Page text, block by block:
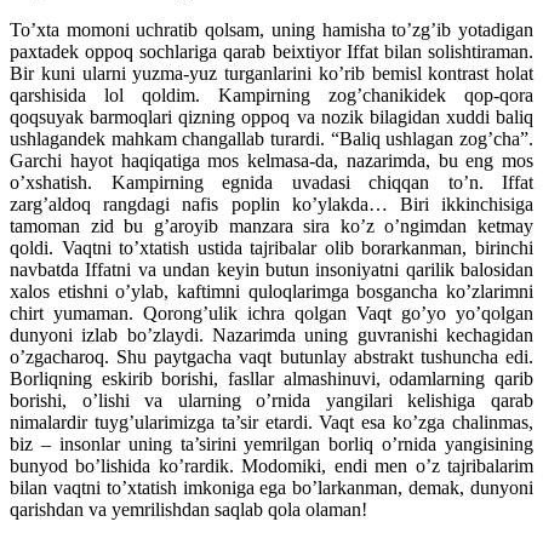
To’xta momoni uchratib qolsam, uning hamisha to’zg’ib yotadigan
paxtadek oppoq sochlariga qarab beixtiyor Iffat bilan solishtiraman.
Bir kuni ularni yuzma-yuz turganlarini ko’rib bemisl kontrast holat
qarshisida lol qoldim. Kampirning zog’chanikidek qop-qora
qoqsuyak barmoqlari qizning oppoq va nozik bilagidan xuddi baliq
ushlagandek mahkam changallab turardi. “Baliq ushlagan zog’cha”.
Garchi hayot haqiqatiga mos kelmasa-da, nazarimda, bu eng mos
o’xshatish. Kampirning egnida uvadasi chiqqan to’n. Iffat
zarg’aldoq rangdagi nafis poplin ko’ylakda… Biri ikkinchisiga
tamoman zid bu g’aroyib manzara sira ko’z o’ngimdan ketmay
qoldi. Vaqtni to’xtatish ustida tajribalar olib borarkanman, birinchi
navbatda Iffatni va undan keyin butun insoniyatni qarilik balosidan
xalos etishni o’ylab, kaftimni quloqlarimga bosgancha ko’zlarimni
chirt yumaman. Qorong’ulik ichra qolgan Vaqt go’yo yo’qolgan
dunyoni izlab bo’zlaydi. Nazarimda uning guvranishi kechagidan
o’zgacharoq. Shu paytgacha vaqt butunlay abstrakt tushuncha edi.
Borliqning eskirib borishi, fasllar almashinuvi, odamlarning qarib
borishi, o’lishi va ularning o’rnida yangilari kelishiga qarab
nimalardir tuyg’ularimizga ta’sir etardi. Vaqt esa ko’zga chalinmas,
biz – insonlar uning ta’sirini yemrilgan borliq o’rnida yangisining
bunyod bo’lishida ko’rardik. Modomiki, endi men o’z tajribalarim
bilan vaqtni to’xtatish imkoniga ega bo’larkanman, demak, dunyoni
qarishdan va yemrilishdan saqlab qola olaman!